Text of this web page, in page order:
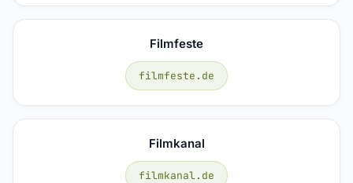
Filmfeste
filmfeste.de
Filmkanal
filmkanal.de